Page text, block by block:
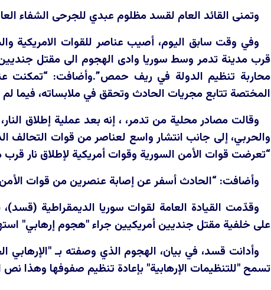
وتمنى القائد العام لقسد مظلوم عبدي للجرحى الشفاء
وفي وقت سابق اليوم، أصيب عناصر للقوات الامريكية
قرب مدينة تدمر وسط سوريا وادى الهجوم الى مقتل جنديين
محاربة تنظيم الدولة في ريف حمص”.وأضافت: “تمكنت
المختصة تتابع مجريات الحادث وتحقق في ملابساته، فيما
وقالت مصادر محلية من تدمر، ، إنه بعد عملية إطلاق
والحربي، إلى جانب انتشار واسع لعناصر من قوات التحالف
“تعرضت قوات الأمن السورية وقوات أمريكية لإطلاق نار قرب
وأضافت: “الحادث أسفر عن إصابة عنصرين من قوات الأمن
وقدّمت القيادة العامة لقوات سوريا الديمقراطية
على خلفية مقتل جنديين أمريكيين جراء "هجوم إرهابي"
وأدانت قسد، في بيان، الهجوم الذي وصفته بـ "الإرهابي
تسمح "للتنظيمات الإرهابية" بإعادة تنظيم صفوفها وهذا نص